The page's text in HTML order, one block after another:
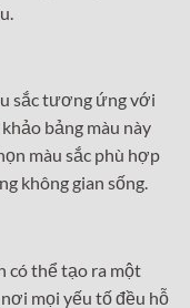
sắc tương ứng với
bảng màu này
màu sắc phù hợp
không gian sống.
có thể tạo ra một
mọi yếu tố đều hỗ